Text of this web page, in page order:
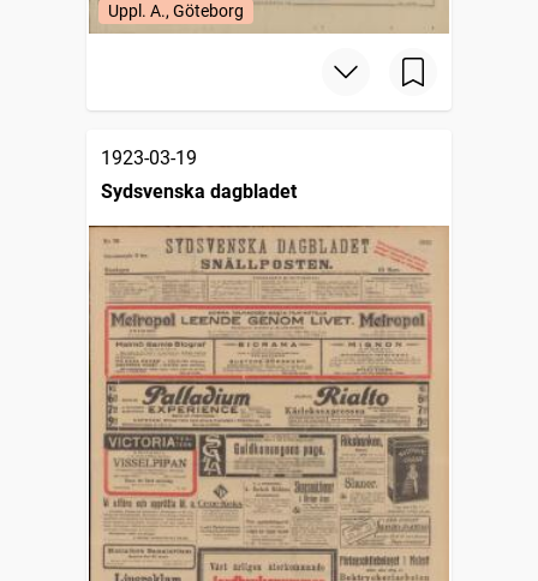
Uppl. A., Göteborg
1923-03-19
Sydsvenska dagbladet